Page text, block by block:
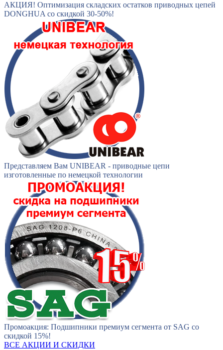
АКЦИЯ! Оптимизация складских остатков приводных цепей
DONGHUA со скидкой 30-50%!
Представляем Вам UNIBEAR - приводные цепи
изготовленные по немецкой технологии
Промоакция: Подшипники премиум сегмента от SAG со
скидкой 15%!
ВСЕ АКЦИИ И СКИДКИ